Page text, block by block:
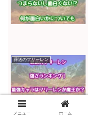
葬送のフリーレン
メニュー ホーム